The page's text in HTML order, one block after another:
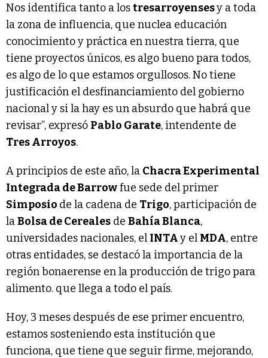
Nos identifica tanto a lostresarroyensesy a toda
la zona de influencia, que nuclea educación
conocimiento y práctica en nuestra tierra, que
tiene proyectos únicos, es algo bueno para todos,
es algo de lo que estamos orgullosos. No tiene
justificación el desfinanciamiento del gobierno
nacional y si la hay es un absurdo que habrá que
revisar”, expresó Pablo Garate, intendente de
Tres Arroyos.
A principios de este año, la Chacra Experimental
Integrada de Barrowfue sede del primer
Simposio de la cadena de Trigo, participación de
laBolsa de Cereales de Bahía Blanca,
universidades nacionales, el INTAy el MDA, entre
otras entidades, se destacó la importancia de la
región bonaerense en la producción de trigo para
alimento. que llega a todo el país.
Hoy, 3 meses después de ese primer encuentro,
estamos sosteniendo esta institución que
funciona, que tiene que seguir firme, mejorando,